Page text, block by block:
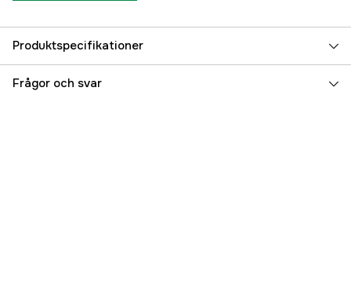
Produktspecifikationer
Caliber 30-06
Frågor och svar